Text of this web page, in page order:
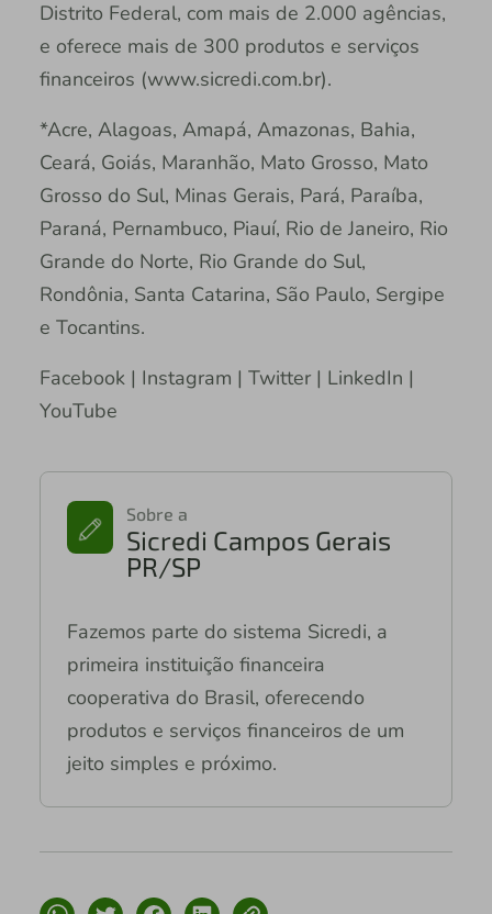
Distrito Federal, com mais de 2.000 agências,
e oferece mais de 300 produtos e serviços
financeiros (www.sicredi.com.br).
*Acre, Alagoas, Amapá, Amazonas, Bahia,
Ceará, Goiás, Maranhão, Mato Grosso, Mato
Grosso do Sul, Minas Gerais, Pará, Paraíba,
Paraná, Pernambuco, Piauí, Rio de Janeiro, Rio
Grande do Norte, Rio Grande do Sul,
Rondônia, Santa Catarina, São Paulo, Sergipe
e Tocantins.
Facebook | Instagram | Twitter | LinkedIn |
YouTube
Sobre a
Sicredi Campos Gerais
PR/SP
Fazemos parte do sistema Sicredi, a
primeira instituição financeira
cooperativa do Brasil, oferecendo
produtos e serviços financeiros de um
jeito simples e próximo.